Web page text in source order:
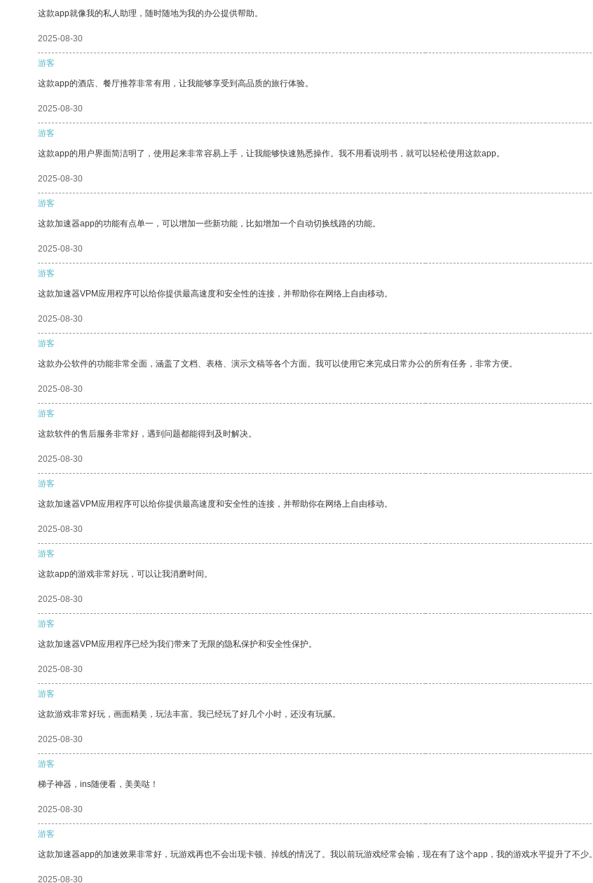
这款app就像我的私人助理，随时随地为我的办公提供帮助。
2025-08-30
游客
这款app的酒店、餐厅推荐非常有用，让我能够享受到高品质的旅行体验。
2025-08-30
游客
这款app的用户界面简洁明了，使用起来非常容易上手，让我能够快速熟悉操作。我不用看说明书，就可以轻松使用这款app。
2025-08-30
游客
这款加速器app的功能有点单一，可以增加一些新功能，比如增加一个自动切换线路的功能。
2025-08-30
游客
这款加速器VPM应用程序可以给你提供最高速度和安全性的连接，并帮助你在网络上自由移动。
2025-08-30
游客
这款办公软件的功能非常全面，涵盖了文档、表格、演示文稿等各个方面。我可以使用它来完成日常办公的所有任务，非常方便。
2025-08-30
游客
这款软件的售后服务非常好，遇到问题都能得到及时解决。
2025-08-30
游客
这款加速器VPM应用程序可以给你提供最高速度和安全性的连接，并帮助你在网络上自由移动。
2025-08-30
游客
这款app的游戏非常好玩，可以让我消磨时间。
2025-08-30
游客
这款加速器VPM应用程序已经为我们带来了无限的隐私保护和安全性保护。
2025-08-30
游客
这款游戏非常好玩，画面精美，玩法丰富。我已经玩了好几个小时，还没有玩腻。
2025-08-30
游客
梯子神器，ins随便看，美美哒！
2025-08-30
游客
这款加速器app的加速效果非常好，玩游戏再也不会出现卡顿、掉线的情况了。我以前玩游戏经常会输，现在有了这个app，我的游戏水平提升了不少。
2025-08-30